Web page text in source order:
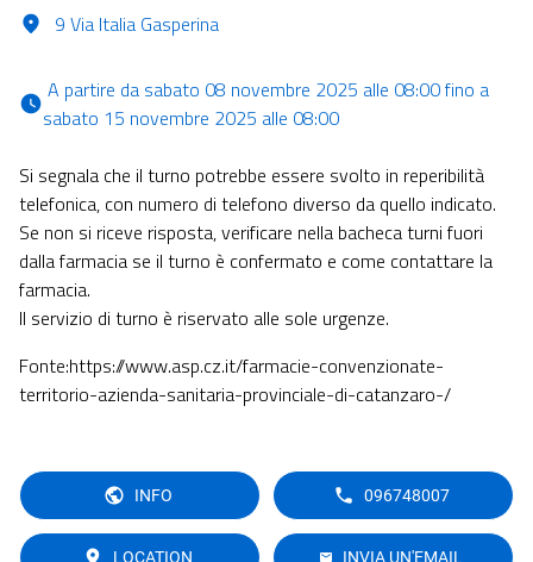
9 Via Italia Gasperina
sabato 15 novembre 2025 alle 08:00
Si segnala che il turno potrebbe essere svolto in reperibilità
telefonica, con numero di telefono diverso da quello indicato.
Se non si riceve risposta, verificare nella bacheca turni fuori
dalla farmacia se il turno è confermato e come contattare la
farmacia.
Il servizio di turno è riservato alle sole urgenze.
Fonte:https://www.asp.cz.it/farmacie-convenzionate-
territorio-azienda-sanitaria-provinciale-di-catanzaro-/
INFO 096748007
LOCATION INVIA UN'EMAIL